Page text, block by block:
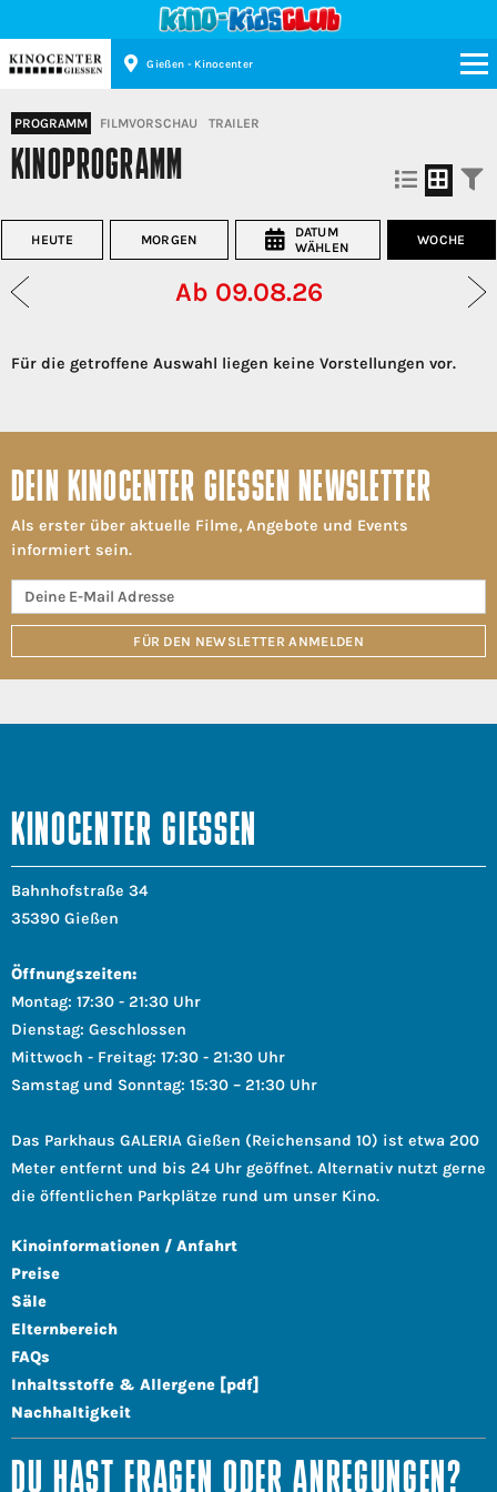
Gießen - Kinocenter
PROGRAMM FILMVORSCHAU TRAILER
KINOPROGRAMM
HEUTE MORGEN
DATUM
WÄHLEN
WOCHE
Ab 09.08.26
Für die getroffene Auswahl liegen keine Vorstellungen vor.
DEIN KINOCENTER GIESSEN NEWSLETTER
Als erster über aktuelle Filme, Angebote und Events
informiert sein.
FÜR DEN NEWSLETTER ANMELDEN
KINOCENTER GIESSEN
Bahnhofstraße 34
35390 Gießen
Öffnungszeiten:
Montag: 17:30 - 21:30 Uhr
Dienstag: Geschlossen
Mittwoch - Freitag: 17:30 - 21:30 Uhr
Samstag und Sonntag: 15:30 – 21:30 Uhr
Das Parkhaus GALERIA Gießen (Reichensand 10) ist etwa 200
Meter entfernt und bis 24 Uhr geöffnet. Alternativ nutzt gerne
die öffentlichen Parkplätze rund um unser Kino.
Kinoinformationen / Anfahrt
Preise
Säle
Elternbereich
FAQs
Inhaltsstoffe & Allergene [pdf]
Nachhaltigkeit
DU HAST FRAGEN ODER ANREGUNGEN?